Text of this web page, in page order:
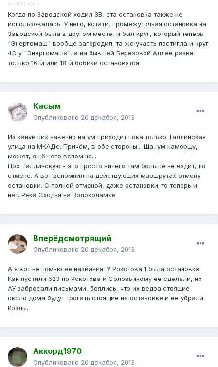
----------
Когда по Заводской ходил 3В, эта остановка также не
использовалась. У него, кстати, промежуточная остановка на
Заводской была в другом месте, и был круг, который теперь
"Энергомаш" вообще загородил. та же участь постигла и круг
4Э у "Энергомаша", а на бывшей Березовой Аллее разве
только 16-й или 18-й бобики остановятся.
Касым
Опубликовано 20 декабря, 2013
Из канувших навечно на ум приходит пока только Таллинская
улица на МКАДе. Причём, в обе стороны... Ща, ум наморщу,
может, ещё чего вспомню...
Про Таллинскую - это просто ничего там больше не ездит, по
отмене. А вот вспомнил на действующих маршрутах отмену
остановки. С полной отменой, даже остановки-то теперь и
нет. Река Сходня на Волоколамке.
Вперёдсмотрящий
Опубликовано 20 декабря, 2013
А я вот не помню её названия. У Рокотова 1 была остановка.
Как пустили 623 по Рокотова и Соловьиному ее сделали, но
АУ забросали письмами, боялись, что их ведра стоящие
около дома будут трогать стоящие на остановке и ее убрали.
Козлы.
Аккорд1970
Опубликовано 20 декабря, 2013